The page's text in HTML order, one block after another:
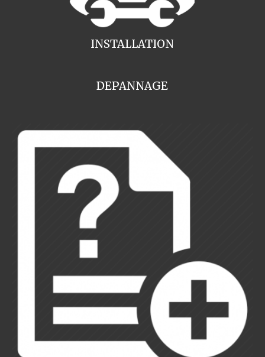
INSTALLATION
DEPANNAGE